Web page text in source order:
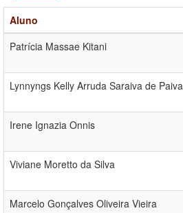
Aluno
Patrícia Massae Kitani
Lynnyngs Kelly Arruda Saraiva de Paiva
Irene Ignazia Onnis
Viviane Moretto da Silva
Marcelo Gonçalves Oliveira Vieira